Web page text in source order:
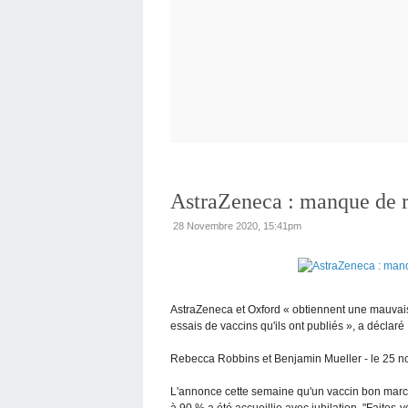
AstraZeneca : manque de
28 Novembre 2020, 15:41pm
AstraZeneca et Oxford « obtiennent une
essais de vaccins qu'ils ont publiés », a
Rebecca Robbins et Benjamin Mueller - le 25
L'annonce cette semaine qu'un vaccin bon